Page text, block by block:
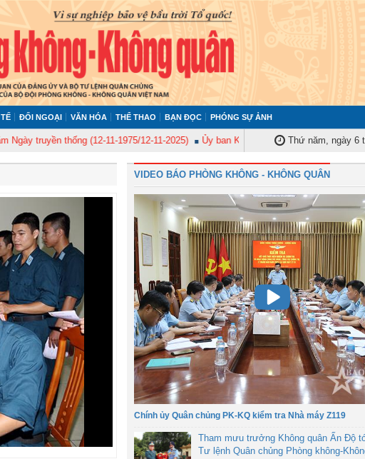
ĐỐI NGOẠI VĂN HÓA THỂ THAO BẠN ĐỌC PHÓNG SỰ ẢNH
thống (12-11-1975/12-11-2025) Ủy ban Kiểm tra Quân ủy Trung ương tập huấn
Thứ năm, ngày 6
VIDEO BÁO PHÒNG KHÔNG - KHÔNG QUÂN
Chính ủy Quân chủng PK-KQ kiểm tra Nhà máy Z119
Tham mưu trưởng Không quân Ấn Độ
Tư lệnh Quân chủng Phòng không-